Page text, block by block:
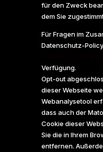
für den Zweck
dem Sie
Für Fragen im
Datenschutz-
Verfügung.
Opt-out
dieser Webseite
Webanalysetool
dass auch der
Cookie dieser
Sie die in Ihrem
entfernen.